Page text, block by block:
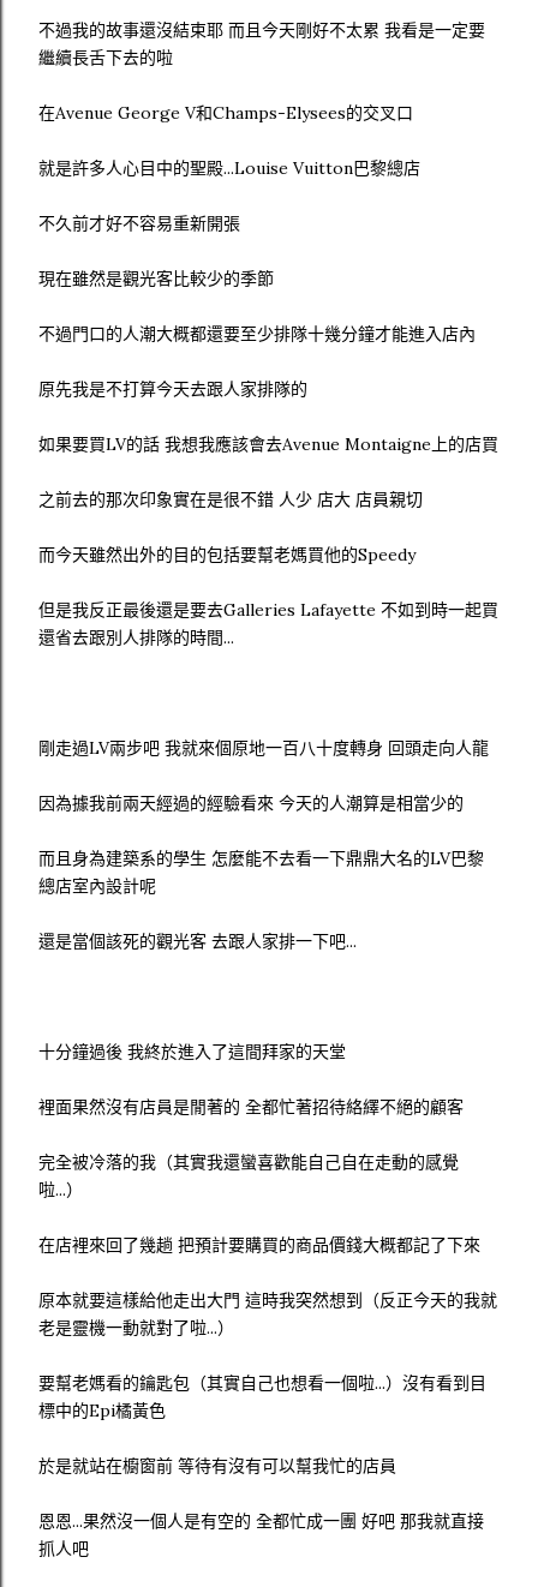
不過我的故事還沒結束耶 而且今天剛好不太累 我看是一定要
繼續長舌下去的啦
在Avenue George V和Champs-Elysees的交叉口
就是許多人心目中的聖殿...Louise Vuitton巴黎總店
不久前才好不容易重新開張
現在雖然是觀光客比較少的季節
不過門口的人潮大概都還要至少排隊十幾分鐘才能進入店內
原先我是不打算今天去跟人家排隊的
如果要買LV的話 我想我應該會去Avenue Montaigne上的店買
之前去的那次印象實在是很不錯 人少 店大 店員親切
而今天雖然出外的目的包括要幫老媽買他的Speedy
但是我反正最後還是要去Galleries Lafayette 不如到時一起買
還省去跟別人排隊的時間...
剛走過LV兩步吧 我就來個原地一百八十度轉身 回頭走向人龍
因為據我前兩天經過的經驗看來 今天的人潮算是相當少的
而且身為建築系的學生 怎麼能不去看一下鼎鼎大名的LV巴黎
總店室內設計呢
還是當個該死的觀光客 去跟人家排一下吧...
十分鐘過後 我終於進入了這間拜家的天堂
裡面果然沒有店員是閒著的 全都忙著招待絡繹不絕的顧客
完全被冷落的我（其實我還蠻喜歡能自己自在走動的感覺
啦...）
在店裡來回了幾趟 把預計要購買的商品價錢大概都記了下來
原本就要這樣給他走出大門 這時我突然想到（反正今天的我就
老是靈機一動就對了啦...）
要幫老媽看的鑰匙包（其實自己也想看一個啦...）沒有看到目
標中的Epi橘黃色
於是就站在櫥窗前 等待有沒有可以幫我忙的店員
恩恩...果然沒一個人是有空的 全都忙成一團 好吧 那我就直接
抓人吧